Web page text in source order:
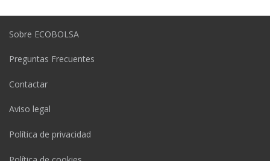
Sobre ECOBOLSA
Preguntas Frecuentes
Contactar
Aviso legal
Política de privacidad